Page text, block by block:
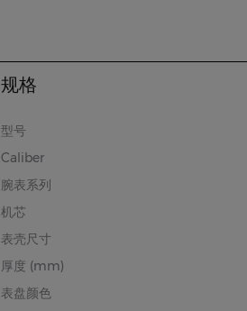
规格
型号
Caliber
腕表系列
机芯
表壳尺寸
厚度 (mm)
表盘颜色